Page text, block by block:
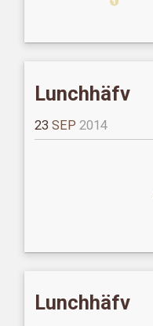
Lunchhäfv
23 SEP 2014
Lunchhäfv